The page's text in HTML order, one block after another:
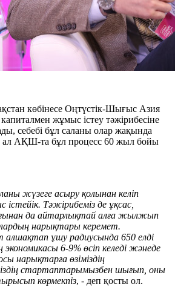
көбінесе Оңтүстік-Шығыс Азия
капиталмен жұмыс істеу тәжірибесіне
себебі бұл саланы олар жақында
ал АҚШ-та бұл процесс 60 жыл бойы
жүзеге асыру қолынан келіп
Тәжірибеміз де ұқсас,
да айтарлықтай алға жылжып
нарықтары керемет.
алшақтап ұшу радиусында 650 елді
6-9% өсіп келеді жәнеде
нарықтарға өзіміздің
стартаптарымызбен шығып, оны
көрмекпіз, - деп қосты ол.